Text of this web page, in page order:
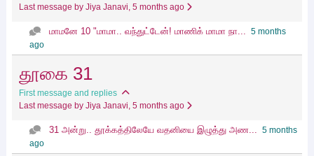
Last message by Jiya Janavi, 5 months ago
மாமனே 10 "மாமா.. வந்துட்டேன்! மாணிக் மாமா நா... 5 months
ago
தூகை 31
First message and replies
Last message by Jiya Janavi, 5 months ago
31 அன்று.. தூக்கத்திலேயே வதனியை இழுத்து அண... 5 months
ago